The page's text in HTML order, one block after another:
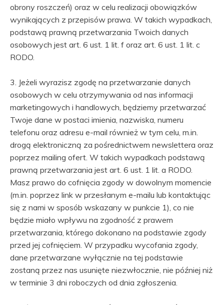
obrony roszczeń) oraz w celu realizacji obowiązków
wynikających z przepisów prawa. W takich wypadkach,
podstawą prawną przetwarzania Twoich danych
osobowych jest art. 6 ust. 1 lit. f oraz art. 6 ust. 1 lit. c
RODO.
3. Jeżeli wyrazisz zgodę na przetwarzanie danych
osobowych w celu otrzymywania od nas informacji
marketingowych i handlowych, będziemy przetwarzać
Twoje dane w postaci imienia, nazwiska, numeru
telefonu oraz adresu e-mail również w tym celu, m.in.
drogą elektroniczną za pośrednictwem newslettera oraz
poprzez mailing ofert. W takich wypadkach podstawą
prawną przetwarzania jest art. 6 ust. 1 lit. a RODO.
Masz prawo do cofnięcia zgody w dowolnym momencie
(m.in. poprzez link w przesłanym e-mailu lub kontaktując
się z nami w sposób wskazany w punkcie 1), co nie
będzie miało wpływu na zgodność z prawem
przetwarzania, którego dokonano na podstawie zgody
przed jej cofnięciem. W przypadku wycofania zgody,
dane przetwarzane wyłącznie na tej podstawie
zostaną przez nas usunięte niezwłocznie, nie później niż
w terminie 3 dni roboczych od dnia zgłoszenia.